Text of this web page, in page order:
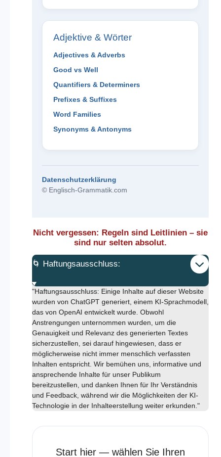
Adjektive & Wörter
Adjectives & Adverbs
Good vs Well
Quantifiers & Determiners
Prefixes & Suffixes
Word Families
Synonyms & Antonyms
Datenschutzerklärung
© Englisch-Grammatik.com
Nicht vergessen: Regeln sind Leitlinien – sie
sind nur selten absolut.
🌀 Haftungsausschluss:
"Haftungsausschluss: Einige Inhalte auf dieser Website
wurden von ChatGPT generiert, einem KI-Sprachmodell,
das von OpenAI entwickelt wurde. Obwohl
Anstrengungen unternommen wurden, um die
Genauigkeit und Relevanz des generierten Textes
sicherzustellen, sei darauf hingewiesen, dass er
möglicherweise nicht immer menschlich verfassten
Inhalten entspricht. Wir bemühen uns, informative und
ansprechende Inhalte für unser Publikum
bereitzustellen, und danken Ihnen für Ihr Verständnis
und Feedback, während wir die Möglichkeiten der KI-
Technologie in der Inhalteerstellung weiter erkunden."
Start hier — wählen Sie Ihren